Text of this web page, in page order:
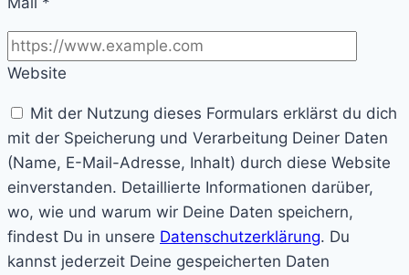
Website
Mit der Nutzung dieses Formulars erklärst du dich
mit der Speicherung und Verarbeitung Deiner Daten
(Name, E-Mail-Adresse, Inhalt) durch diese Website
einverstanden. Detaillierte Informationen darüber,
wo, wie und warum wir Deine Daten speichern,
findest Du in unsere Datenschutzerklärung. Du
kannst jederzeit Deine gespeicherten Daten